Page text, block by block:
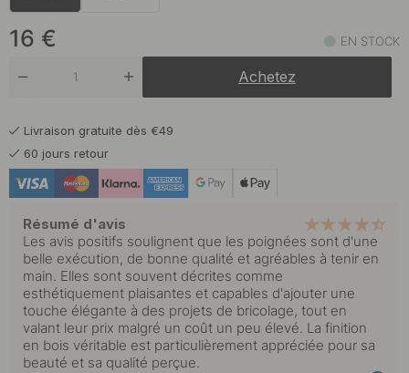
16 € EN STOCK
Achetez
Livraison gratuite dès €49
60 jours retour
Résumé d'avis
Les avis positifs soulignent que les poignées sont d'une
belle exécution, de bonne qualité et agréables à tenir en
main. Elles sont souvent décrites comme
esthétiquement plaisantes et capables d'ajouter une
touche élégante à des projets de bricolage, tout en
valant leur prix malgré un coût un peu élevé. La finition
en bois véritable est particulièrement appréciée pour sa
beauté et sa qualité perçue.